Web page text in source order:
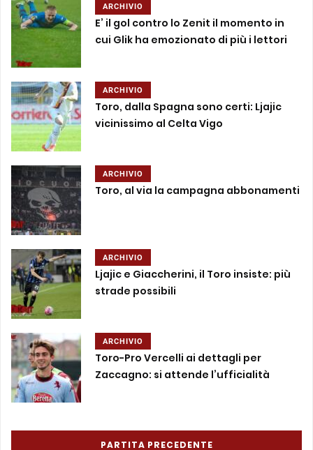
ARCHIVIO
E’ il gol contro lo Zenit il momento in
cui Glik ha emozionato di più i lettori
ARCHIVIO
Toro, dalla Spagna sono certi: Ljajic
vicinissimo al Celta Vigo
ARCHIVIO
Toro, al via la campagna abbonamenti
ARCHIVIO
Ljajic e Giaccherini, il Toro insiste: più
strade possibili
ARCHIVIO
Toro-Pro Vercelli ai dettagli per
Zaccagno: si attende l’ufficialità
PARTITA PRECEDENTE